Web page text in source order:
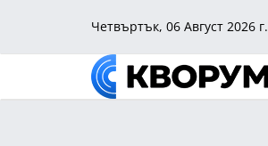
Четвъртък, 06 Август 2026 г.